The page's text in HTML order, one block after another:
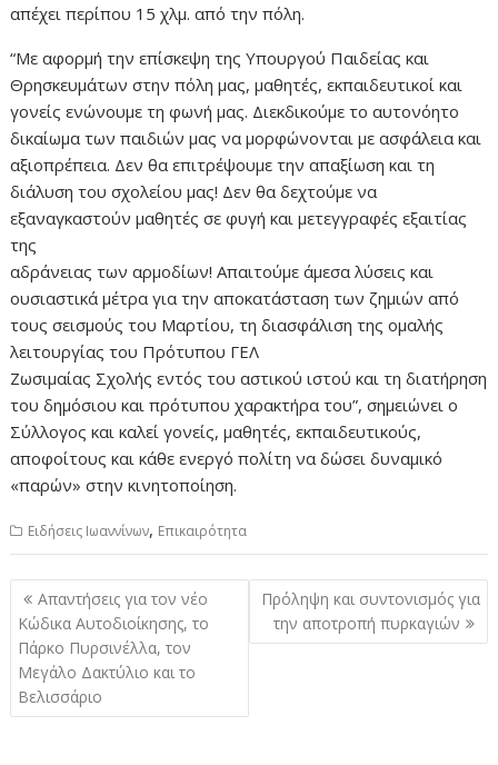
απέχει περίπου 15 χλμ. από την πόλη.
“Με αφορμή την επίσκεψη της Υπουργού Παιδείας και
Θρησκευμάτων στην πόλη μας, μαθητές, εκπαιδευτικοί και
γονείς ενώνουμε τη φωνή μας. Διεκδικούμε το αυτονόητο
δικαίωμα των παιδιών μας να μορφώνονται με ασφάλεια και
αξιοπρέπεια. Δεν θα επιτρέψουμε την απαξίωση και τη
διάλυση του σχολείου μας! Δεν θα δεχτούμε να
εξαναγκαστούν μαθητές σε φυγή και μετεγγραφές εξαιτίας
της
αδράνειας των αρμοδίων! Απαιτούμε άμεσα λύσεις και
ουσιαστικά μέτρα για την αποκατάσταση των ζημιών από
τους σεισμούς του Μαρτίου, τη διασφάλιση της ομαλής
λειτουργίας του Πρότυπου ΓΕΛ
Ζωσιμαίας Σχολής εντός του αστικού ιστού και τη διατήρηση
του δημόσιου και πρότυπου χαρακτήρα του”, σημειώνει ο
Σύλλογος και καλεί γονείς, μαθητές, εκπαιδευτικούς,
αποφοίτους και κάθε ενεργό πολίτη να δώσει δυναμικό
«παρών» στην κινητοποίηση.
Ειδήσεις Ιωαννίνων, Επικαιρότητα
Πλοήγηση
άρθρων
Απαντήσεις για τον νέο
Κώδικα Αυτοδιοίκησης, το
Πάρκο Πυρσινέλλα, τον
Μεγάλο Δακτύλιο και το
Βελισσάριο
Πρόληψη και συντονισμός για
την αποτροπή πυρκαγιών